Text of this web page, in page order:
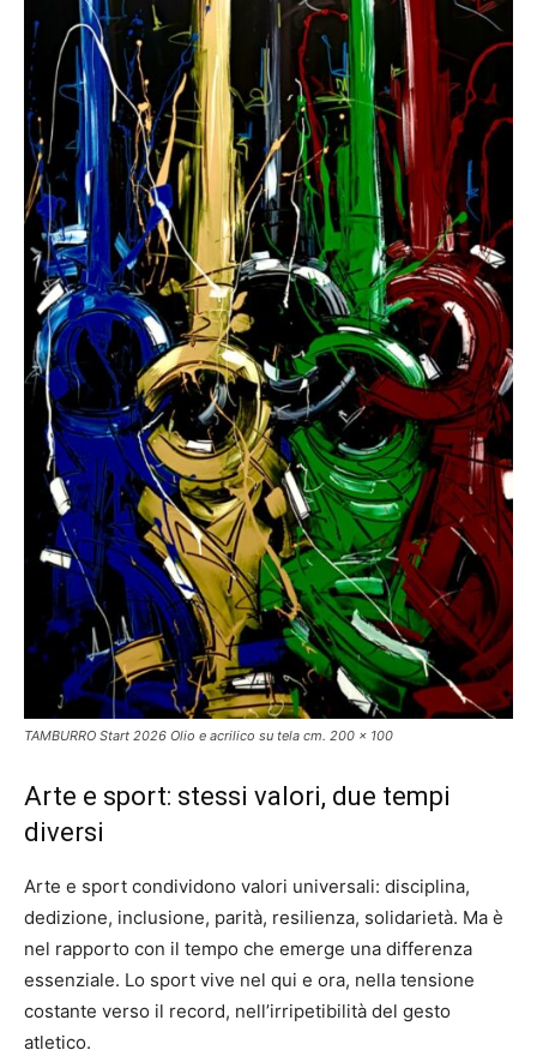
TAMBURRO Start 2026 Olio e acrilico su tela cm. 200 x 100
Arte e sport: stessi valori, due tempi
diversi
Arte e sport condividono valori universali: disciplina,
dedizione, inclusione, parità, resilienza, solidarietà. Ma è
nel rapporto con il tempo che emerge una differenza
essenziale. Lo sport vive nel qui e ora, nella tensione
costante verso il record, nell’irripetibilità del gesto
atletico.